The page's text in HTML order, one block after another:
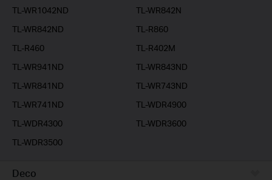
TL-WR1042ND
TL-WR842N
TL-WR842ND
TL-R860
TL-R460
TL-R402M
TL-WR941ND
TL-WR843ND
TL-WR841ND
TL-WR743ND
TL-WR741ND
TL-WDR4900
TL-WDR4300
TL-WDR3600
TL-WDR3500
Deco